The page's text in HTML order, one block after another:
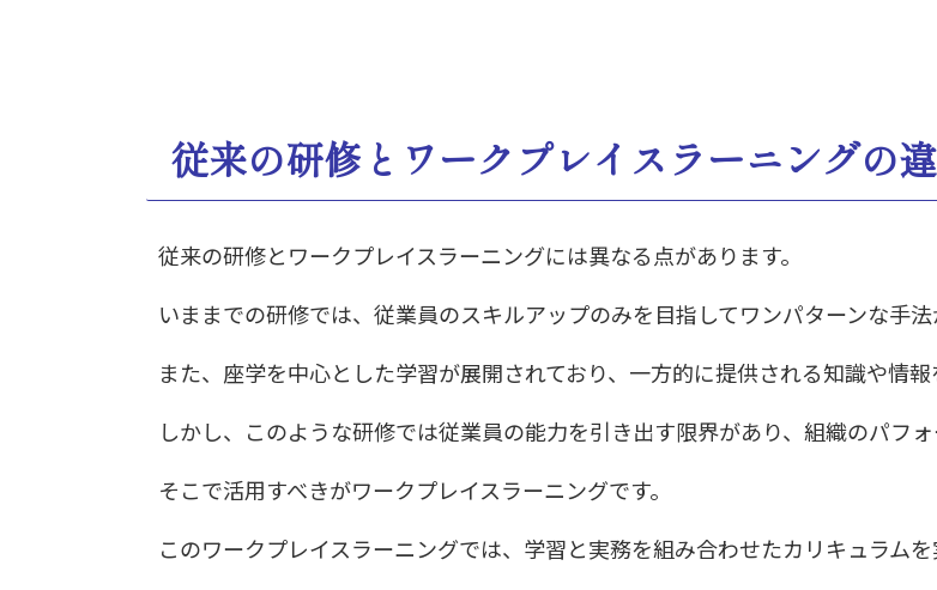
従来の研修とワークプレイスラーニングの
従来の研修とワークプレイスラーニングには異なる点があります。
いままでの研修では、従業員のスキルアップのみを目指してワンパターンな手法
また、座学を中心とした学習が展開されており、一方的に提供される知識や情報
しかし、このような研修では従業員の能力を引き出す限界があり、組織のパフ
そこで活用すべきがワークプレイスラーニングです。
このワークプレイスラーニングでは、学習と実務を組み合わせたカリキュラムを